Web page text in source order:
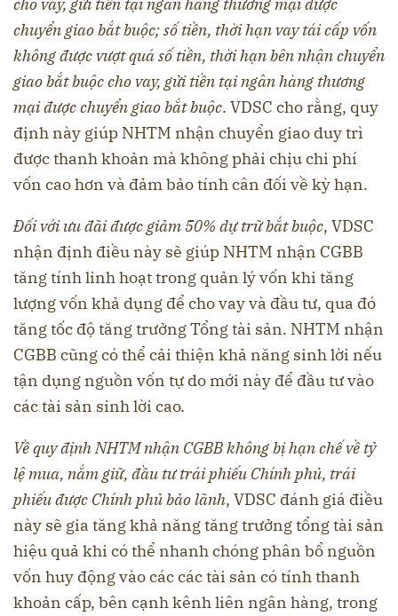
chuyển giao bắt buộc; số tiền, thời hạn vay tái cấp vốn
không được vượt quá số tiền, thời hạn bên nhận chuyển
giao bắt buộc cho vay, gửi tiền tại ngân hàng thương
mại được chuyển giao bắt buộc. VDSC cho rằng, quy
định này giúp NHTM nhận chuyển giao duy trì
được thanh khoản mà không phải chịu chi phí
vốn cao hơn và đảm bảo tính cân đối về kỳ hạn.
Đối với ưu đãi được giảm 50% dự trữ bắt buộc, VDSC
nhận định điều này sẽ giúp NHTM nhận CGBB
tăng tính linh hoạt trong quản lý vốn khi tăng
lượng vốn khả dụng để cho vay và đầu tư, qua đó
tăng tốc độ tăng trưởng Tổng tài sản. NHTM nhận
CGBB cũng có thể cải thiện khả năng sinh lời nếu
tận dụng nguồn vốn tự do mới này để đầu tư vào
các tài sản sinh lời cao.
Về quy định NHTM nhận CGBB không bị hạn chế về tỷ
lệ mua, nắm giữ, đầu tư trái phiếu Chính phủ, trái
phiếu được Chính phủ bảo lãnh, VDSC đánh giá điều
này sẽ gia tăng khả năng tăng trưởng tổng tài sản
hiệu quả khi có thể nhanh chóng phân bổ nguồn
vốn huy động vào các các tài sản có tính thanh
khoản cấp, bên cạnh kênh liên ngân hàng, trong